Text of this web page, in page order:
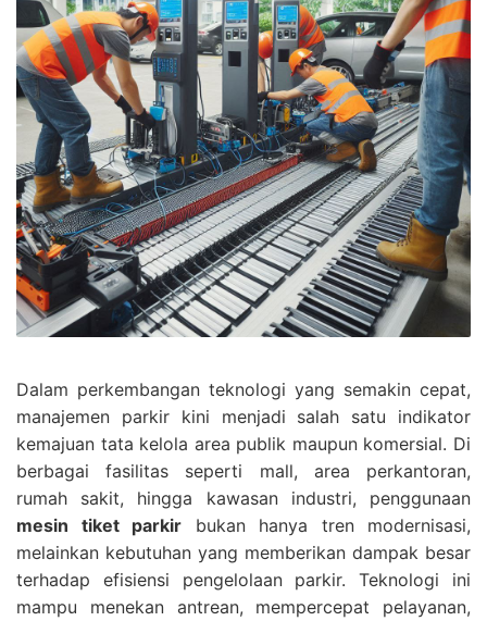
Dalam perkembangan teknologi yang semakin cepat,
manajemen parkir kini menjadi salah satu indikator
kemajuan tata kelola area publik maupun komersial. Di
berbagai fasilitas seperti mall, area perkantoran,
rumah sakit, hingga kawasan industri, penggunaan
mesin tiket parkir bukan hanya tren modernisasi,
melainkan kebutuhan yang memberikan dampak besar
terhadap efisiensi pengelolaan parkir. Teknologi ini
mampu menekan antrean, mempercepat pelayanan,